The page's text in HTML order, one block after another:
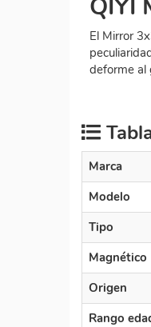
QIYI
El Mirror
deforme al
Marca
Modelo
Tipo
Magnético
Origen
Rango